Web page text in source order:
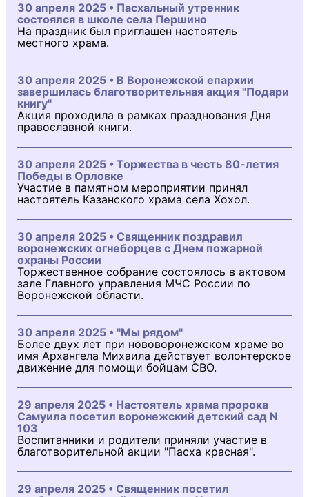
30 апреля 2025 • Пасхальный утренник
состоялся в школе села Першино
На праздник был приглашен настоятель
местного храма.
30 апреля 2025 • В Воронежской епархии
завершилась благотворительная акция "Подари
книгу"
Акция проходила в рамках празднования Дня
православной книги.
30 апреля 2025 • Торжества в честь 80-летия
Победы в Орловке
Участие в памятном мероприятии принял
настоятель Казанского храма села Хохол.
30 апреля 2025 • Священник поздравил
воронежских огнеборцев с Днем пожарной
охраны России
Торжественное собрание состоялось в актовом
зале Главного управления МЧС России по
Воронежской области.
30 апреля 2025 • "Мы рядом"
Более двух лет при нововоронежском храме во
имя Архангела Михаила действует волонтерское
движение для помощи бойцам СВО.
29 апреля 2025 • Настоятель храма пророка
Самуила посетил воронежский детский сад N
103
Воспитанники и родители приняли участие в
благотворительной акции "Пасха красная".
29 апреля 2025 • Священник посетил